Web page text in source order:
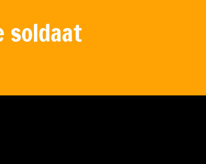
soldaat